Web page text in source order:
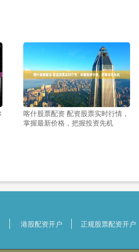
喀什股票配资 配资股票实时行情，
掌握最新价格，把握投资先机
港股配资开户 正规股票配资开户